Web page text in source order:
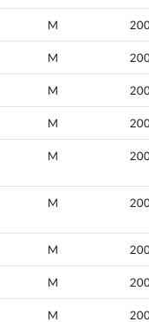
M
M
M
M
M
M
M
M
M